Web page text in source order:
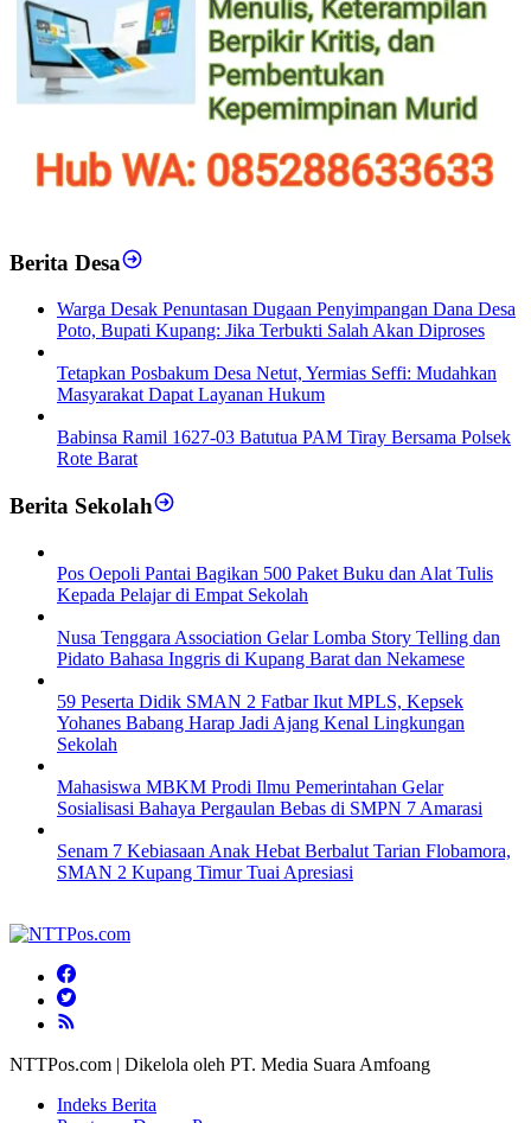
Berita Desa
‎Warga Desak Penuntasan Dugaan Penyimpangan Dana Desa
Poto, Bupati Kupang: Jika Terbukti Salah Akan Diproses
Tetapkan Posbakum Desa Netut, Yermias Seffi: Mudahkan
Masyarakat Dapat Layanan Hukum
Babinsa Ramil 1627-03 Batutua PAM Tiray Bersama Polsek
Rote Barat
Berita Sekolah
Pos Oepoli Pantai Bagikan 500 Paket Buku dan Alat Tulis
Kepada Pelajar di Empat Sekolah
Nusa Tenggara Association Gelar Lomba Story Telling dan
Pidato Bahasa Inggris di Kupang Barat dan Nekamese
59 Peserta Didik SMAN 2 Fatbar Ikut MPLS, Kepsek
Yohanes Babang Harap Jadi Ajang Kenal Lingkungan
Sekolah
Mahasiswa MBKM Prodi Ilmu Pemerintahan Gelar
Sosialisasi Bahaya Pergaulan Bebas di SMPN 7 Amarasi
Senam 7 Kebiasaan Anak Hebat Berbalut Tarian Flobamora,
SMAN 2 Kupang Timur Tuai Apresiasi
NTTPos.com | Dikelola oleh PT. Media Suara Amfoang
Indeks Berita